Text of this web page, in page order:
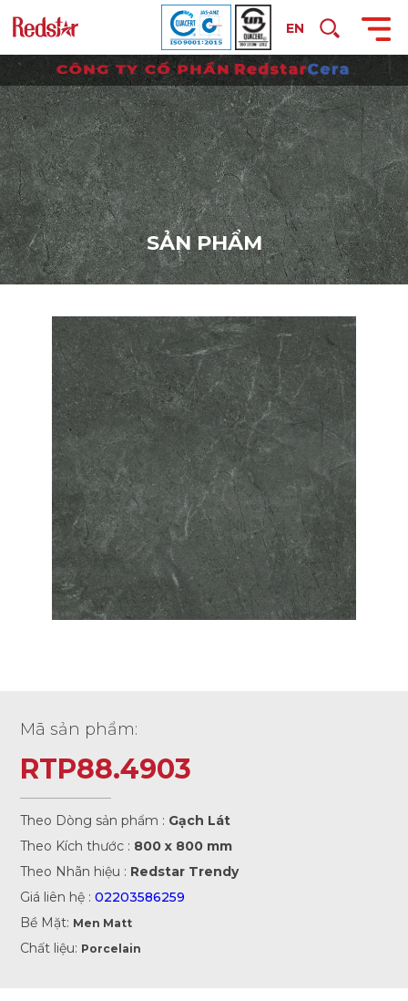
EN
SẢN PHẨM
Mã sản phẩm:
RTP88.4903
Theo Dòng sản phẩm : Gạch Lát
Theo Kích thước : 800 x 800 mm
Theo Nhãn hiệu : Redstar Trendy
Giá liên hệ :02203586259
Bề Mặt: Men Matt
Chất liệu: Porcelain